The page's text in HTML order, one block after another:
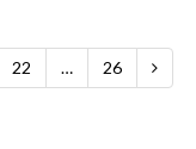
22 … 26